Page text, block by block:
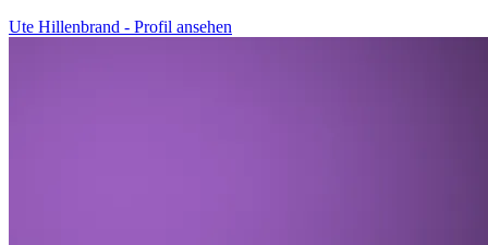
Ute Hillenbrand - Profil ansehen